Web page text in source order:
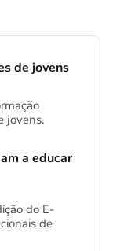
de jovens
jovens.
a educar
do E-
de